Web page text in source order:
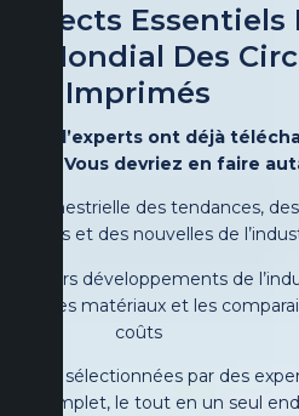
Essentiels
Mondial Des
Imprimés
d’experts ont déjà
Vous devriez en faire
trimestrielle des tendances,
et des nouvelles de
derniers développements de
prix des matériaux et les
coûts
sélectionnées par des
complet, le tout en un seul